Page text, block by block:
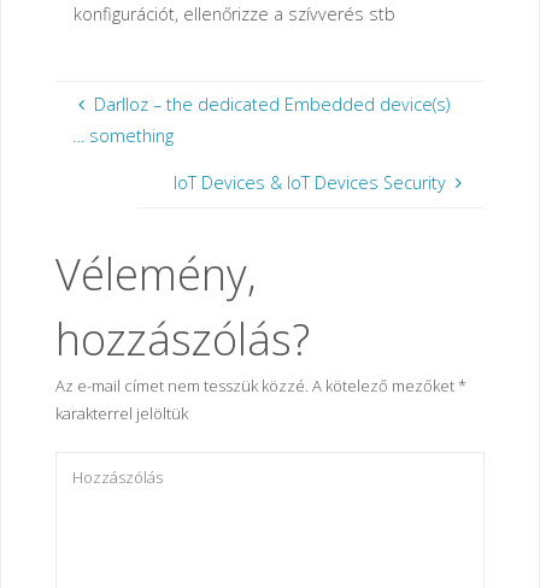
konfigurációt, ellenőrizze a szívverés stb
Darlloz – the dedicated Embedded device(s)
… something
IoT Devices & IoT Devices Security
Vélemény,
hozzászólás?
Az e-mail címet nem tesszük közzé. A kötelező mezőket*
karakterrel jelöltük